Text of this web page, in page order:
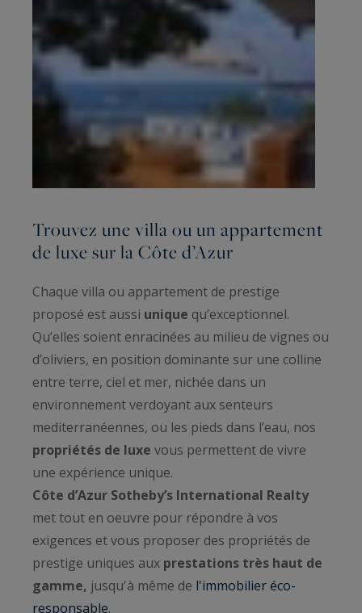
Trouvez une villa ou un appartement
de luxe sur la Côte d’Azur
Chaque villa ou appartement de prestige
proposé est aussi unique qu’exceptionnel.
Qu’elles soient enracinées au milieu de vignes ou
d’oliviers, en position dominante sur une colline
entre terre, ciel et mer, nichée dans un
environnement verdoyant aux senteurs
mediterranéennes, ou les pieds dans l’eau, nos
propriétés de luxe vous permettent de vivre
une expérience unique.
Côte d’Azur Sotheby’s International Realty
met tout en oeuvre pour répondre à vos
exigences et vous proposer des propriétés de
prestige uniques aux prestations très haut de
gamme, jusqu'à même de l'immobilier éco-
responsable.